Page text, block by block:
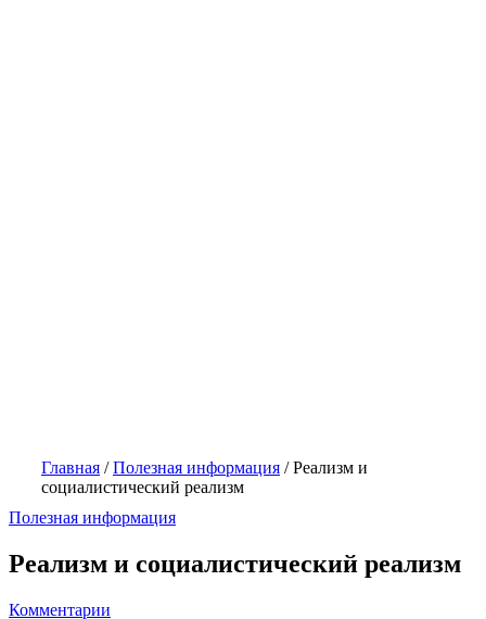
Главная /Полезная информация /Реализм и
социалистический реализм
Полезная информация
Реализм и социалистический реализм
Комментарии